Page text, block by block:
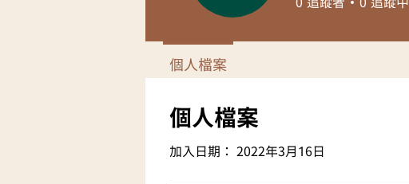
個人檔案
加入日期： 2022年3月16日
個人檔案